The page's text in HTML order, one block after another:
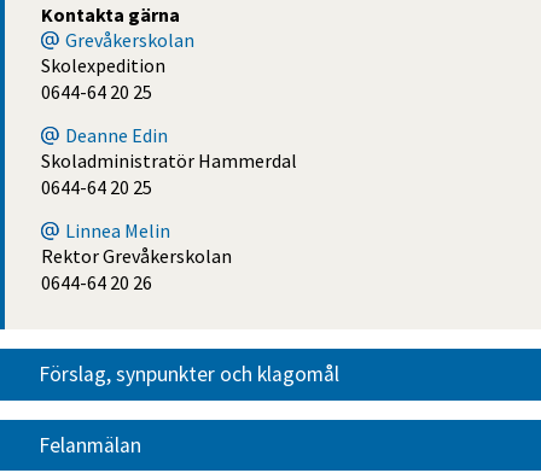
Kontakta gärna
Grevåkerskolan
Skolexpedition
0644-64 20 25
Deanne Edin
Skoladministratör Hammerdal
0644-64 20 25
Linnea Melin
Rektor Grevåkerskolan
0644-64 20 26
Förslag, synpunkter och klagomål
Felanmälan